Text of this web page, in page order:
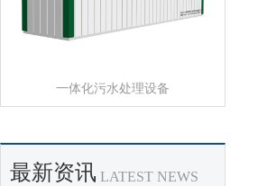
一体化污水处理设备
最新资讯 LATEST NEWS